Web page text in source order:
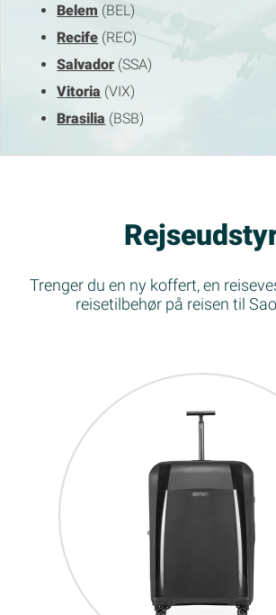
Belem (BEL)
Recife (REC)
Salvador (SSA)
Vitoria (VIX)
Brasilia (BSB)
Trenger du en ny koffert, en
reisetilbehør på reisen til